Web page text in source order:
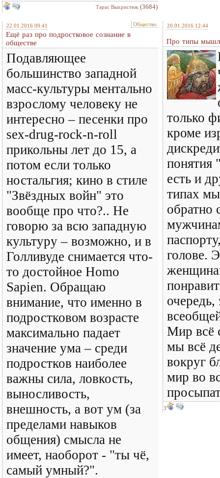
Тарас Выхристюк (3684)
22.01.2016 09:41 Общество
Ещё раз про подростковое сознание в
обществе
Подавляющее
большинство западной
масс-культуры ментально
взрослому человеку не
интересно – песенки про
sex-drug-rock-n-roll
прикольны лет до 15, а
потом если только
ностальгия; кино в стиле
"Звёздных войн" это
вообще про что?.. Не
говорю за всю западную
культуру – возможно, и в
Голливуде снимается что-
то достойное Homo
Sapien. Обращаю
внимание, что именно в
подростковом возрасте
максимально падает
значение ума – среди
подростков наиболее
важны сила, ловкость,
выносливость,
внешность, а вот ум (за
пределами навыков
общения) смысла не
имеет, наоборот - "ты чё,
самый умный?".
20.01.2016 12:44
Про типы
только
кроме
понятия
есть и
типах
обратно
голове.
Мир всё
мы всё
вокруг
мир во
3